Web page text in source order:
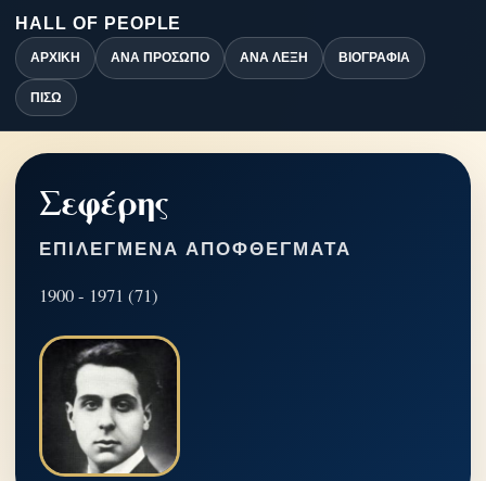
HALL OF PEOPLE
ΑΡΧΙΚΉ ΑΝΆ ΠΡΌΣΩΠΟ ΑΝΆ ΛΈΞΗ ΒΙΟΓΡΑΦΊΑ
ΠΊΣΩ
Σεφέρης
ΕΠΙΛΕΓΜΈΝΑ ΑΠΟΦΘΈΓΜΑΤΑ
1900 - 1971 (71)